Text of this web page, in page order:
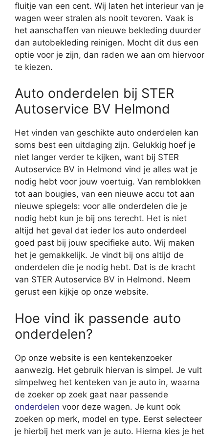
fluitje van een cent. Wij laten het interieur van je
wagen weer stralen als nooit tevoren. Vaak is
het aanschaffen van nieuwe bekleding duurder
dan autobekleding reinigen. Mocht dit dus een
optie voor je zijn, dan raden we aan om hiervoor
te kiezen.
Auto onderdelen bij STER
Autoservice BV Helmond
Het vinden van geschikte auto onderdelen kan
soms best een uitdaging zijn. Gelukkig hoef je
niet langer verder te kijken, want bij STER
Autoservice BV in Helmond vind je alles wat je
nodig hebt voor jouw voertuig. Van remblokken
tot aan bougies, van een nieuwe accu tot aan
nieuwe spiegels: voor alle onderdelen die je
nodig hebt kun je bij ons terecht. Het is niet
altijd het geval dat ieder los auto onderdeel
goed past bij jouw specifieke auto. Wij maken
het je gemakkelijk. Je vindt bij ons altijd de
onderdelen die je nodig hebt. Dat is de kracht
van STER Autoservice BV in Helmond. Neem
gerust een kijkje op onze website.
Hoe vind ik passende auto
onderdelen?
Op onze website is een kentekenzoeker
aanwezig. Het gebruik hiervan is simpel. Je vult
simpelweg het kenteken van je auto in, waarna
de zoeker op zoek gaat naar passende
onderdelen voor deze wagen. Je kunt ook
zoeken op merk, model en type. Eerst selecteer
je hierbij het merk van je auto. Hierna kies je het